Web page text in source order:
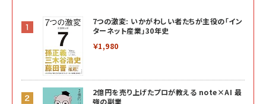
7つの激変: いかがわしい者たちが主役の「イン
ターネット産業」30年史
￥1,980
2億円を売り上げたプロが教える note×AI 最
強の副業